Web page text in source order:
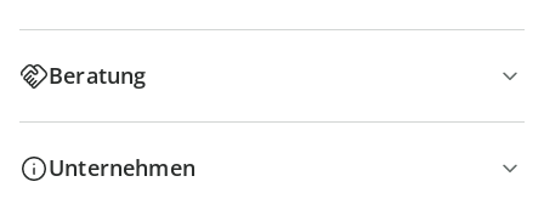
Beratung
Unternehmen